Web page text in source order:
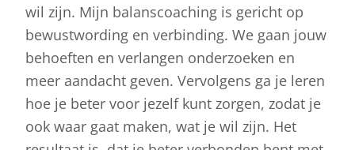
wil zijn. Mijn balanscoaching is gericht op
bewustwording en verbinding. We gaan jouw
behoeften en verlangen onderzoeken en
meer aandacht geven. Vervolgens ga je leren
hoe je beter voor jezelf kunt zorgen, zodat je
ook waar gaat maken, wat je wil zijn. Het